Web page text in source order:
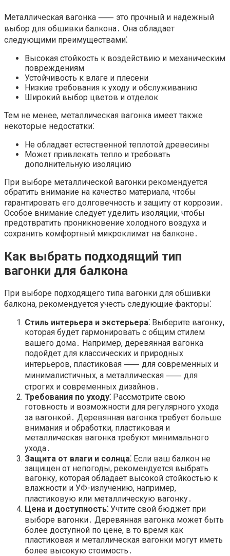
Металлическая вагонка ⸺ это прочный и надежный
выбор для обшивки балкона․ Она обладает
следующими преимуществами⁚
Высокая стойкость к воздействию и механическим
повреждениям
Устойчивость к влаге и плесени
Низкие требования к уходу и обслуживанию
Широкий выбор цветов и отделок
Тем не менее, металлическая вагонка имеет также
некоторые недостатки⁚
Не обладает естественной теплотой древесины
Может привлекать тепло и требовать
дополнительную изоляцию
При выборе металлической вагонки рекомендуется
обратить внимание на качество материала, чтобы
гарантировать его долговечность и защиту от коррозии․
Особое внимание следует уделить изоляции, чтобы
предотвратить проникновение холодного воздуха и
сохранить комфортный микроклимат на балконе․
Как выбрать подходящий тип
вагонки для балкона
При выборе подходящего типа вагонки для обшивки
балкона, рекомендуется учесть следующие факторы⁚
Стиль интерьера и экстерьера⁚ Выберите вагонку,
которая будет гармонировать с общим стилем
вашего дома․ Например, деревянная вагонка
подойдет для классических и природных
интерьеров, пластиковая ⸺ для современных и
минималистичных, а металлическая ⸺ для
строгих и современных дизайнов․
Требования по уходу⁚ Рассмотрите свою
готовность и возможности для регулярного ухода
за вагонкой․ Деревянная вагонка требует больше
внимания и обработки, пластиковая и
металлическая вагонка требуют минимального
ухода․
Защита от влаги и солнца⁚ Если ваш балкон не
защищен от непогоды, рекомендуется выбрать
вагонку, которая обладает высокой стойкостью к
влажности и УФ-излучению, например,
пластиковую или металлическую вагонку․
Цена и доступность⁚ Учтите свой бюджет при
выборе вагонки․ Деревянная вагонка может быть
более доступной по цене, в то время как
пластиковая и металлическая вагонки могут иметь
более высокую стоимость․